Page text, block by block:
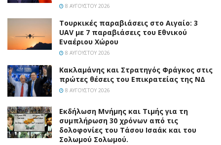
8 ΑΥΓΟΎΣΤΟΥ 2026
Τουρκικές παραβιάσεις στο Αιγαίο: 3
UAV με 7 παραβιάσεις του Εθνικού
Εναέριου Χώρου
8 ΑΥΓΟΎΣΤΟΥ 2026
Κακλαμάνης και Στρατηγός Φράγκος στις
πρώτες θέσεις του Επικρατείας της ΝΔ
8 ΑΥΓΟΎΣΤΟΥ 2026
Εκδήλωση Μνήμης και Τιμής για τη
συμπλήρωση 30 χρόνων από τις
δολοφονίες του Τάσου Ισαάκ και του
Σολωμού Σολωμού.